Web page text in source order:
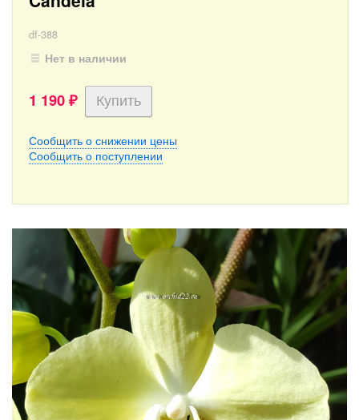
df-388
Нет в наличии
1 190 ₽
Сообщить о снижении цены
Сообщить о поступлении